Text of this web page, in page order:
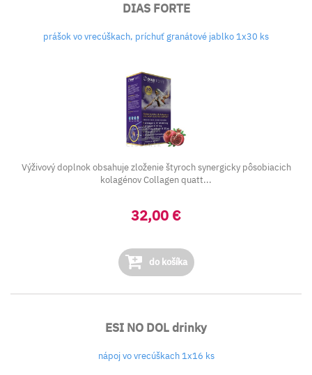
DIAS FORTE
prášok vo vrecúškach, príchuť granátové jablko 1x30 ks
Výživový doplnok obsahuje zloženie štyroch synergicky pôsobiacich
kolagénov Collagen quatt...
32,00 €
do košíka
ESI NO DOL drinky
nápoj vo vrecúškach 1x16 ks